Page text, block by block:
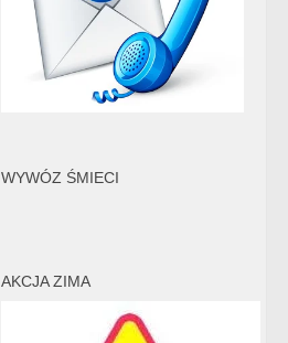
WYWÓZ ŚMIECI
AKCJA ZIMA